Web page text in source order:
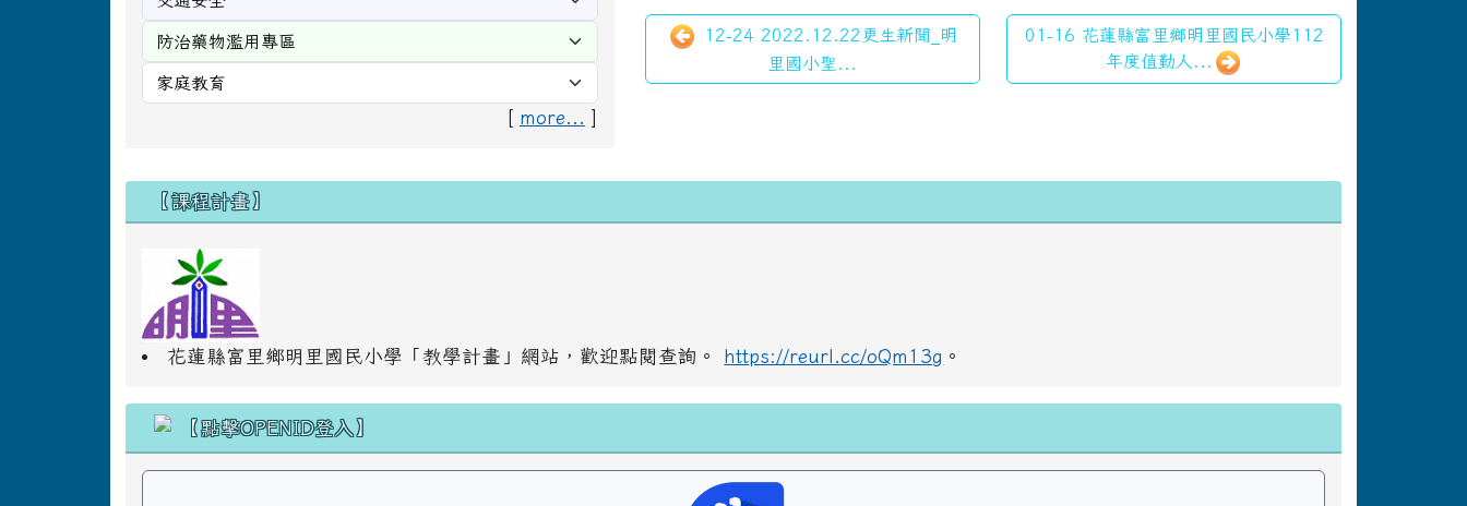
[ more...
12-24 2022.12.22更生新聞_明
里國小聖...
01-16 花蓮縣富里鄉明里國民小學112
年度值勤人...
右邊區域內容
【課程計畫】
花蓮縣富里鄉明里國民小學「教學計畫」網站，歡迎點閱查詢。 https://reurl.cc/oQm13g 。